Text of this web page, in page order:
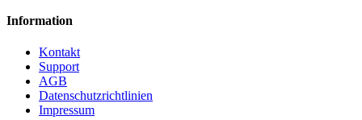
Information
Kontakt
Support
AGB
Datenschutzrichtlinien
Impressum